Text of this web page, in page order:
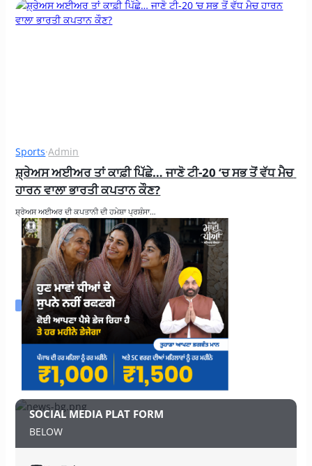
Sports·Admin
ਸ਼੍ਰੇਅਸ ਅਈਅਰ ਤਾਂ ਕਾਫ਼ੀ ਪਿੱਛੇ… ਜਾਣੋ ਟੀ-20 ‘ਚ ਸਭ ਤੋਂ ਵੱਧ ਮੈਚ
ਹਾਰਨ ਵਾਲਾ ਭਾਰਤੀ ਕਪਤਾਨ ਕੌਣ?
ਸ਼੍ਰੇਅਸ ਅਈਅਰ ਦੀ ਕਪਤਾਨੀ ਦੀ ਹਮੇਸ਼ਾ ਪ੍ਰਸ਼ੰਸਾ…
SOCIAL MEDIA PLAT FORM
BELOW